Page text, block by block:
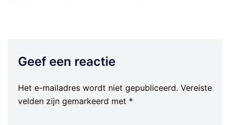
Geef een reactie
Het e-mailadres wordt niet gepubliceerd. Vereiste
velden zijn gemarkeerd met *